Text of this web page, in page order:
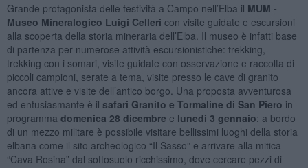
Grande protagonista delle festività a Campo nell’Elba il MUM -
Museo Mineralogico Luigi Celleri con visite guidate e escursioni
alla scoperta della storia mineraria dell’Elba. Il museo è infatti base
di partenza per numerose attività escursionistiche: trekking,
trekking con i somari, visite guidate con osservazione e raccolta di
piccoli campioni, serate a tema, visite presso le cave di granito
ancora attive e visite dell’antico borgo. Una proposta avventurosa
ed entusiasmante è il safari Granito e Tormaline di San Piero in
programma domenica 28 dicembre e lunedì 3 gennaio: a bordo
di un mezzo militare è possibile visitare bellissimi luoghi della storia
elbana come il sito archeologico “Il Sasso” e arrivare alla mitica
“Cava Rosina” dal sottosuolo ricchissimo, dove cercare pezzi di